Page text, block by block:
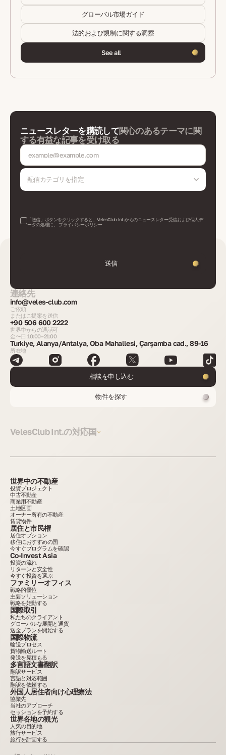
グローバル市場ガイド
法的および規制に関する洞察
See all
ニュースレターを購読して関心のあるテーマに関
する有益な記事を受け取る
配信カテゴリを指定
「送信」ボタンをクリックすると、VelesClub Int.からのニュースレター受信および個人デ
ータの処理に、
プライバシーポリシー
送信
連絡先
info@veles-club.com
ご依頼
またはご提案を送信
+90 506 600 2222
世界中からの通話可
金〜日 10:00–21:00
Turkiye, Alanya/Antalya, Oba Mahallesi, Çarşamba cad., 89-16
所在地
相談を申し込む
物件を探す
VelesClub Int.の対応国
世界中の不動産
投資プロジェクト
中古不動産
商業用不動産
土地区画
オーナー所有の不動産
賃貸物件
居住と市民権
居住オプション
移住におすすめの国
今すぐプログラムを確認
Co-Invest Asia
投資の流れ
リターンと安全性
今すぐ投資を選ぶ
ファミリーオフィス
戦略的優位
主要ソリューション
戦略を始動する
国際取引
私たちのクライアント
グローバルな展開と通貨
送金プランを開始する
国際物流
輸送プロセス
貨物輸送ルート
発送を見積もる
多言語文書翻訳
翻訳サービス
言語と対応範囲
翻訳を依頼する
外国人居住者向け心理療法
協業先
当社のアプローチ
セッションを予約する
世界各地の観光
人気の目的地
旅行サービス
旅行を計画する